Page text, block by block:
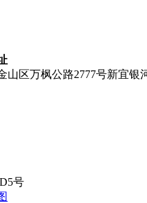
山区万枫公路2777号新宜银
号